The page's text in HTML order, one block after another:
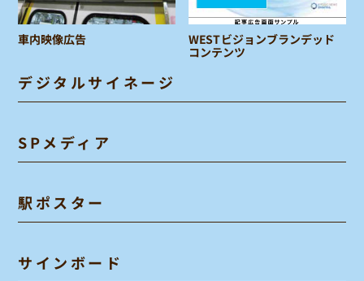
車内映像広告 WESTビジョンブランデッド
コンテンツ
デジタルサイネージ
SPメディア
駅ポスター
サインボード